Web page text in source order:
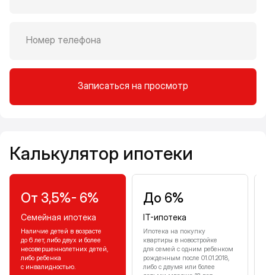
Номер телефона
Записаться на просмотр
Калькулятор ипотеки
От 3,5%- 6%
Семейная ипотека
Наличие детей в возрасте
до 6 лет, либо двух и более
несовершеннолетних детей,
либо ребенка
с инвалидностью.
До 6%
IT-ипотека
Ипотека на покупку
квартиры в новостройке
для семей с одним ребенком
рожденным после 01.01.2018,
либо с двумя или более